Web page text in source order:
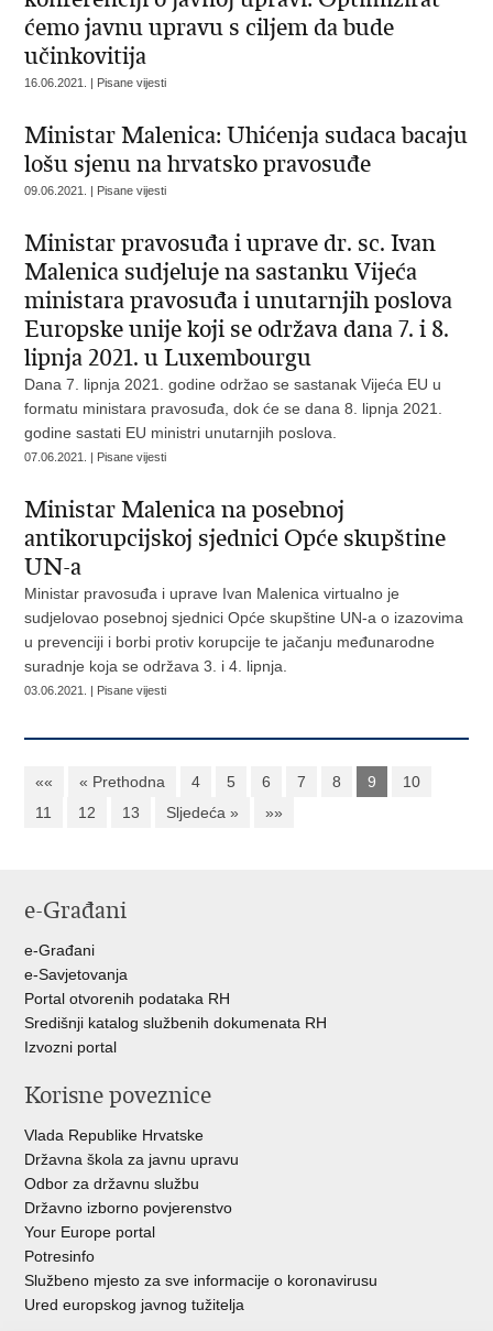
ćemo javnu upravu s ciljem da bude
učinkovitija
16.06.2021. | Pisane vijesti
Ministar Malenica: Uhićenja sudaca bacaju
lošu sjenu na hrvatsko pravosuđe
09.06.2021. | Pisane vijesti
Ministar pravosuđa i uprave dr. sc. Ivan
Malenica sudjeluje na sastanku Vijeća
ministara pravosuđa i unutarnjih poslova
Europske unije koji se održava dana 7. i 8.
lipnja 2021. u Luxembourgu
Dana 7. lipnja 2021. godine održao se sastanak Vijeća EU u
formatu ministara pravosuđa, dok će se dana 8. lipnja 2021.
godine sastati EU ministri unutarnjih poslova.
07.06.2021. | Pisane vijesti
Ministar Malenica na posebnoj
antikorupcijskoj sjednici Opće skupštine
UN-a
Ministar pravosuđa i uprave Ivan Malenica virtualno je
sudjelovao posebnoj sjednici Opće skupštine UN-a o izazovima
u prevenciji i borbi protiv korupcije te jačanju međunarodne
suradnje koja se održava 3. i 4. lipnja.
03.06.2021. | Pisane vijesti
«« « Prethodna 4 5 6 7 8 9
10
11
12 13 Sljedeća » »»
e-Građani
e-Građani
e-Savjetovanja
Portal otvorenih podataka RH
Središnji katalog službenih dokumenata RH
Izvozni portal
Korisne poveznice
Vlada Republike Hrvatske
Državna škola za javnu upravu
Odbor za državnu službu
Državno izborno povjerenstvo
Your Europe portal
Potresinfo
Službeno mjesto za sve informacije o koronavirusu
Ured europskog javnog tužitelja